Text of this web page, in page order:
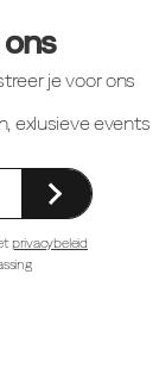
je voor ons
exlusieve events
privacybeleid